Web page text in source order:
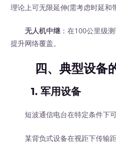
理论上可无限延伸(需考虑时延和
无人机中继 ：在100公里级
提升网络覆盖。
四、典型设备
1.军用设备
短波通信电台在特定条件下可
某背负式设备在视距下传输距